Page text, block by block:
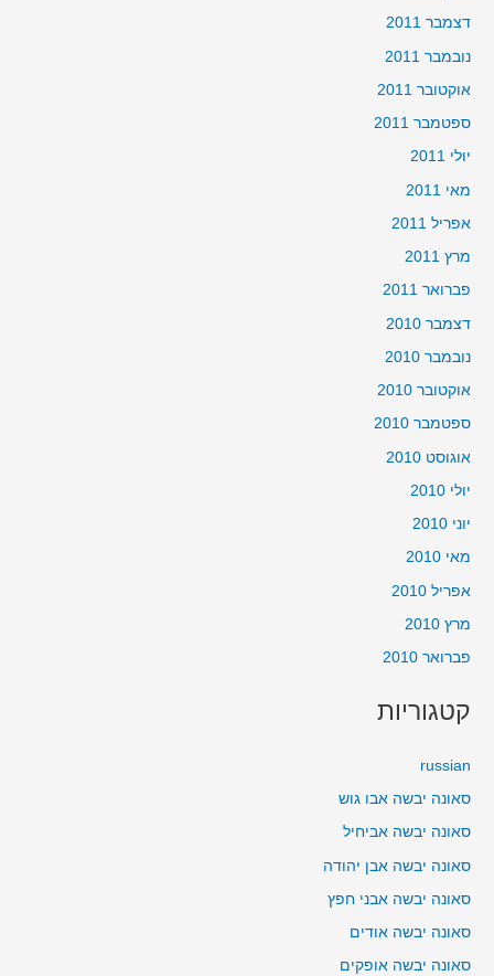
דצמבר 2011
נובמבר 2011
אוקטובר 2011
ספטמבר 2011
יולי 2011
מאי 2011
אפריל 2011
מרץ 2011
פברואר 2011
דצמבר 2010
נובמבר 2010
אוקטובר 2010
ספטמבר 2010
אוגוסט 2010
יולי 2010
יוני 2010
מאי 2010
אפריל 2010
מרץ 2010
פברואר 2010
קטגוריות
russian
סאונה יבשה אבו גוש
סאונה יבשה אביחיל
סאונה יבשה אבן יהודה
סאונה יבשה אבני חפץ
סאונה יבשה אודים
סאונה יבשה אופקים